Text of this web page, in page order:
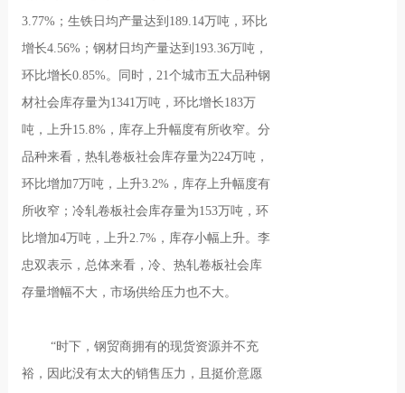
3.77%；生铁日均产量达到189.14万吨，环比
增长4.56%；钢材日均产量达到193.36万吨，
环比增长0.85%。同时，21个城市五大品种钢
材社会库存量为1341万吨，环比增长183万
吨，上升15.8%，库存上升幅度有所收窄。分
品种来看，热轧卷板社会库存量为224万吨，
环比增加7万吨，上升3.2%，库存上升幅度有
所收窄；冷轧卷板社会库存量为153万吨，环
比增加4万吨，上升2.7%，库存小幅上升。李
忠双表示，总体来看，冷、热轧卷板社会库
存量增幅不大，市场供给压力也不大。
“时下，钢贸商拥有的现货资源并不充
裕，因此没有太大的销售压力，且挺价意愿